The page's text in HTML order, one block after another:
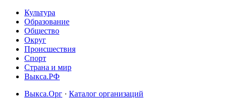
Культура
Образование
Общество
Округ
Происшествия
Спорт
Страна и мир
Выкса.РФ
Выкса.Орг · Каталог организаций